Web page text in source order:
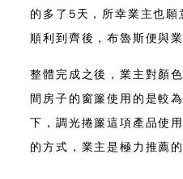
的多了5天，所幸業主也
順利到齊後，布魯斯便與
整體完成之後，業主對顏
間房子的窗簾使用的是較
下，調光捲簾這項產品使
的方式，業主是極力推薦的